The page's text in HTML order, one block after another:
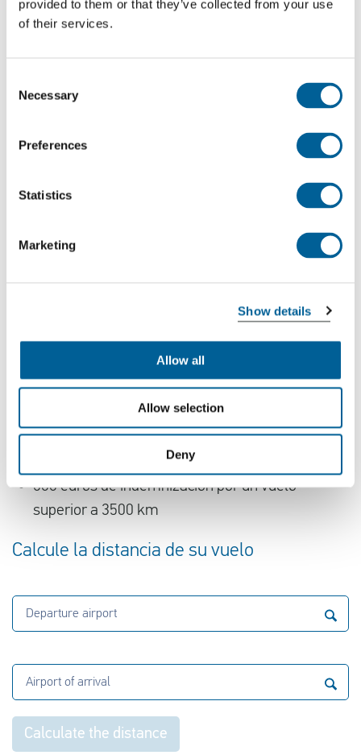
provided to them or that they’ve collected from your use
of their services.
Selection
Necessary
Preferences
Statistics
Marketing
Show details
Allow all
Allow selection
Deny
Para destinos de vuelo fuera de la UE tiene derecho
250 euros de indemnización por un vuelo
cancelado de hasta 1.500 km
Compensación de 400 euros por un vuelo
cancelado entre 1500 y 3500 km
600 euros de indemnización por un vuelo
superior a 3500 km
Calcule la distancia de su vuelo
Departure airport
Airport of arrival
Calculate the distance